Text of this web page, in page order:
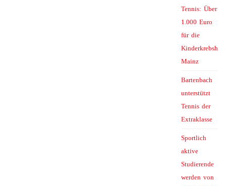
Tennis: Über
1.000 Euro
für die
Mainz
Bartenbach
unterstützt
Tennis der
Extraklasse
Sportlich
aktive
Studierende
werden von